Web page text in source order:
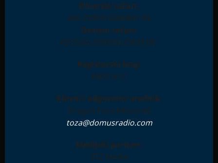
Dinarski račun:
265-7590310000841-93
Devizni račun:
RS35265100000123897181
Registarski broj:
IN001612
Glavni i odgovorni urednik:
Dragan Toza Milanović
toza@domusradio.com
Medijski partner:
ZTZ Media